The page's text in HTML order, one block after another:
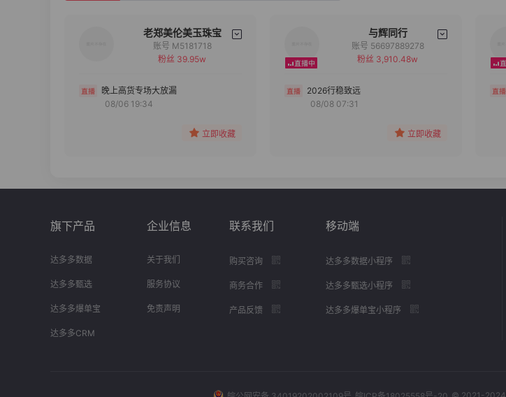
老郑美伦美玉珠宝
备注
分组
账号 M5181718
粉丝 39.95w
晚上高货专场大放漏
08/06 19:34
立即收藏
与辉同行
备注
账号 56697889278
粉丝 3,910.48w
2026行稳致远
08/08 07:31
立即收藏
旗下产品
达多多数据
达多多甄选
达多多爆单宝
达多多CRM
企业信息
关于我们
服务协议
免责声明
联系我们
购买咨询
商务合作
产品反馈
移动端
达多多数据小程序
达多多甄选小程序
达多多爆单宝小程序